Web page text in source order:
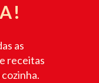
as
receitas